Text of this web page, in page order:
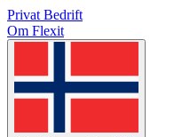
Privat Bedrift
Om Flexit